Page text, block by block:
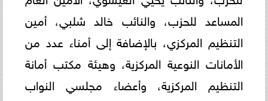
المساعد للحزب، والنائب خالد شلبي، أمين
التنظيم المركزي، بالإضافة إلى أمناء عدد من
الأمانات النوعية المركزية، وهيئة مكتب أمانة
التنظيم المركزية، وأعضاء مجلسي النواب